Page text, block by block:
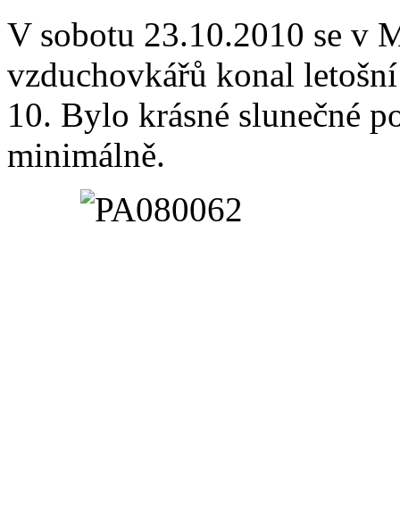
V sobotu 23.10.2010 se v
vzduchovkářů konal
10. Bylo krásné slunečné
minimálně.